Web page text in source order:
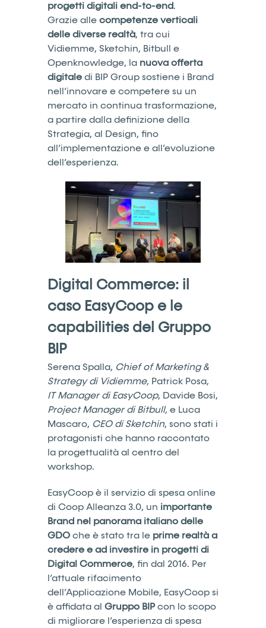
progetti digitali end-to-end.
Grazie alle competenze verticali
delle diverse realtà, tra cui
Vidiemme, Sketchin, Bitbull e
Openknowledge, la nuova offerta
digitale di BIP Group sostiene i Brand
nell’innovare e competere su un
mercato in continua trasformazione,
a partire dalla definizione della
Strategia, al Design, fino
all’implementazione e all’evoluzione
dell’esperienza.
Digital Commerce: il
caso EasyCoop e le
capabilities del Gruppo
BIP
Serena Spalla, Chief of Marketing &
Strategy di Vidiemme, Patrick Posa,
IT Manager di EasyCoop, Davide Bosi,
Project Manager di Bitbull, e Luca
Mascaro, CEO di Sketchin, sono stati i
protagonisti che hanno raccontato
la progettualità al centro del
workshop.
EasyCoop è il servizio di spesa online
di Coop Alleanza 3.0, un importante
Brand nel panorama italiano delle
GDO che è stato tra le prime realtà a
credere e ad investire in progetti di
Digital Commerce, fin dal 2016. Per
l’attuale rifacimento
dell’Applicazione Mobile, EasyCoop si
è affidata al Gruppo BIP con lo scopo
di migliorare l’esperienza di spesa